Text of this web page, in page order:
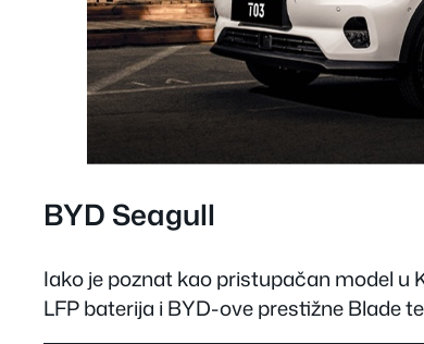
BYD Seagull
Iako je poznat kao pristupačan model u
LFP baterija i BYD-ove prestižne Blade